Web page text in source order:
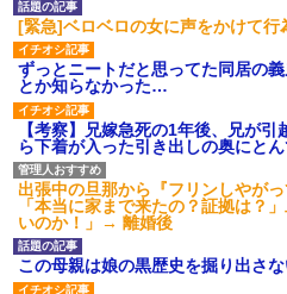
ション鳴らしてんだ！降りてこ
いよ！」と怒鳴りだし...
【衝撃】報酬100万円超の治験
募集がこちらｗｗｗｗｗ(※画像
あり)
【ネット騒然】惨殺されたタ
ワマン頂き女子のこの動画、す
げえええええｗｗｗｗｗｗｗｗ
ｗｗｗ
【愕然】白のクラウン俺氏、
高速道路左車線を制限速度で走
った結果wwwwwwwwwwww
百年の恋12-899 食べた量を
張り合ってくる
【悲報】佐藤輝明・・・２軍
[緊急]ベロベロの女に声をかけて行
ずっとニートだと思ってた同居の
とか知らなかった…
【考察】兄嫁急死の1年後、兄が
ら下着が入った引き出しの奥にと
出張中の旦那から『フリンしやが
「本当に家まで来たの？証拠は？
いのか！」→ 離婚後
この母親は娘の黒歴史を掘り出さ